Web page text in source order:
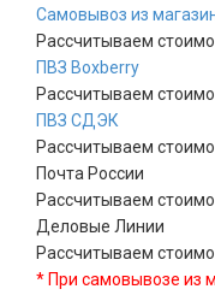
Самовывоз из
Рассчитываем
ПВЗ Boxberry
Рассчитываем
ПВЗ СДЭК
Рассчитываем
Почта России
Рассчитываем
Деловые Линии
Рассчитываем
* При самовывозе из